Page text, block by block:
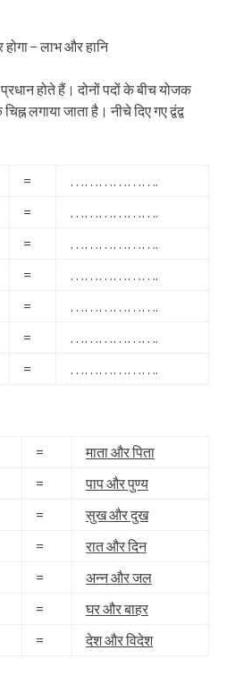
होगा − लाभ और हानि
प्रधान होते हैं। दोनों पदों के बीच योजक
लगाया जाता है। नीचे दिए गए द्वंद्व
=
……………….
=
……………….
=
……………….
=
……………….
=
……………….
=
……………….
= ……………….
=
माता और पिता
=
पाप और पुण्य
=
सुख और दुख
=
रात और दिन
=
अन्न और जल
=
घर और बाहर
= देश और विदेश